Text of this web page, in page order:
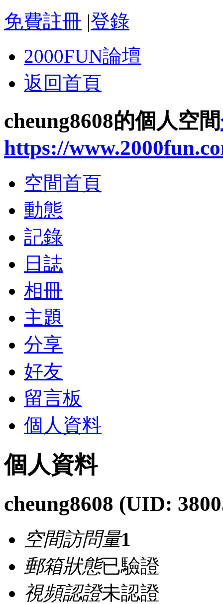
免費註冊 |登錄
2000FUN論壇
返回首頁
cheung8608的個人空間
https://
空間首頁
動態
記錄
日誌
相冊
主題
分享
好友
留言板
個人資料
個人資料
cheung8608 (UID:
空間訪問量1
郵箱狀態已驗證
視頻認證未認證